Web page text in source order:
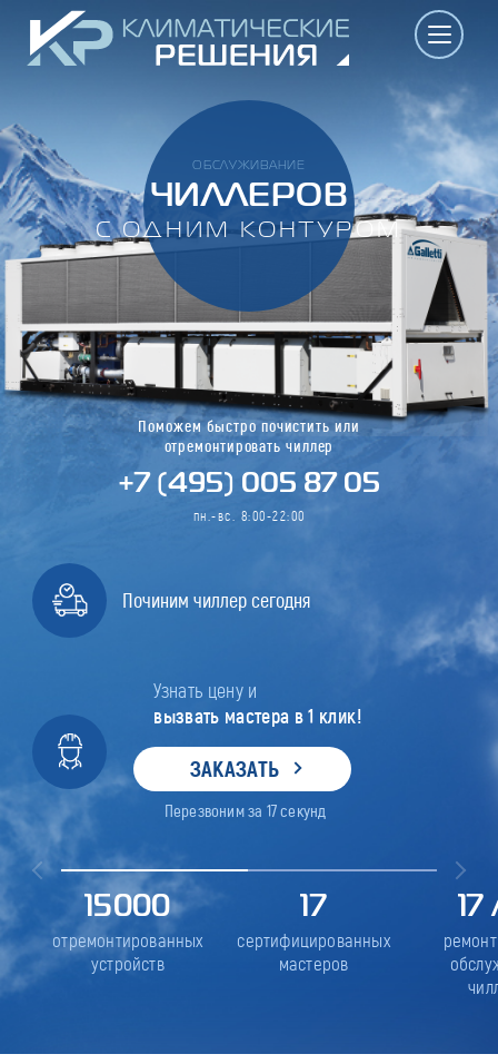
ОБСЛУЖИВАНИЕ
ЧИЛЛЕРОВ
С ОДНИМ КОНТУРОМ
Поможем быстро почистить или
отремонтировать чиллер
+7 (495) 005 87 05
пн.-вс. 8:00-22:00
Починим чиллер сегодня
Узнать цену и
вызвать мастера в 1 клик!
ЗАКАЗАТЬ
Перезвоним за 17секунд
15000
отремонтированных
устройств
17
сертифицированных
мастеров
17